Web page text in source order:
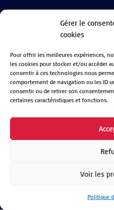
Gérer le
cookies
Pour offrir les meilleures expériences,
les cookies pour stocker et/ou accéder
consentir à ces technologies nous
comportement de navigation ou les ID
consentir ou de retirer son
certaines caractéristiques et fonctions.
Voir les
Politique
Suivez-nous
Instagram
Linkedin